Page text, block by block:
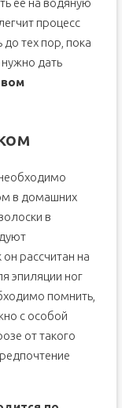
ее на водяную
процесс
тех пор, пока
нужно дать
в домашних
в
рассчитан на
эпиляции ног
помнить,
с особой
от такого